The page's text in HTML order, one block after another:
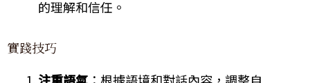
的理解和信任。
實踐技巧